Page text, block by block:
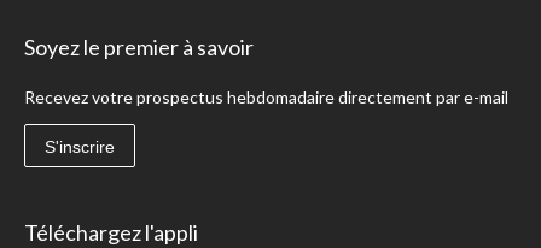
Soyez le premier à savoir
Recevez votre prospectus hebdomadaire directement par e-mail
S'inscrire
Téléchargez l'appli